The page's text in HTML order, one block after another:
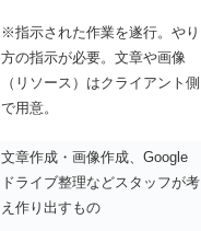
※指示された作業を遂行。やり
方の指示が必要。文章や画像
（リソース）はクライアント側
で用意。
文章作成・画像作成、Google
ドライブ整理などスタッフが考
え作り出すもの